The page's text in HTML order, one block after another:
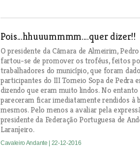
Pois...hhuuummmm....quer dizer!!
O presidente da Câmara de Almeirim,
fartou-se de promover os troféus, feitos
trabalhadores do município, que foram
participantes do III Torneio Sopa de Pedra
dizendo que eram muito lindos. No
pareceram ficar imediatamente rendidos à
mesmos. Pelo menos a avaliar pela
presidente da Federação Portuguesa de
Laranjeiro.
Cavaleiro Andante | 22-12-2016